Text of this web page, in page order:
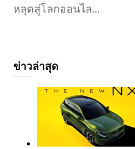
หลุดสู่โลกออนไล…
ข่าวล่าสุด